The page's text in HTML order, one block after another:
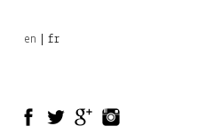
en fr